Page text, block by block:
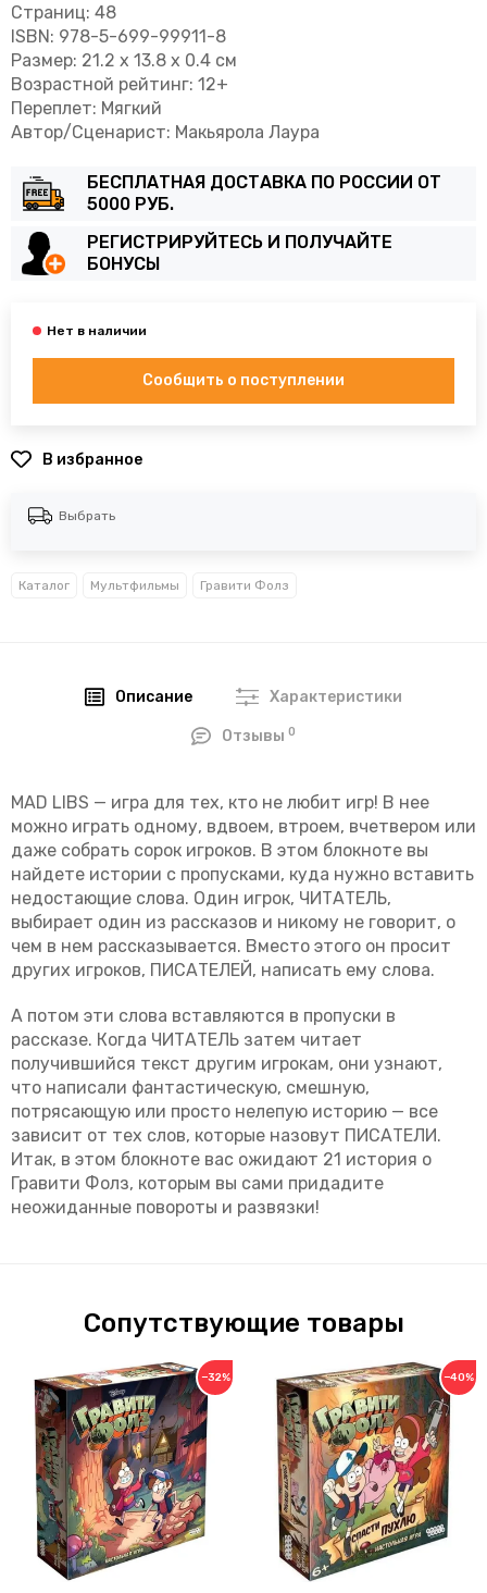
Страниц: 48
ISBN: 978-5-699-99911-8
Размер: 21.2 x 13.8 x 0.4 см
Возрастной рейтинг: 12+
Переплет: Мягкий
Автор/Сценарист: Макьярола Лаура
БЕСПЛАТНАЯ ДОСТАВКА ПО РОССИИ ОТ
5000 РУБ.
РЕГИСТРИРУЙТЕСЬ И ПОЛУЧАЙТЕ
БОНУСЫ
Сообщить о поступлении
В избранное
Выбрать
Каталог Мультфильмы Гравити Фолз
Описание Характеристики
Отзывы0
MAD LIBS — игра для тех, кто не любит игр! В нее
можно играть одному, вдвоем, втроем, вчетвером или
даже собрать сорок игроков. В этом блокноте вы
найдете истории с пропусками, куда нужно вставить
недостающие слова. Один игрок, ЧИТАТЕЛЬ,
выбирает один из рассказов и никому не говорит, о
чем в нем рассказывается. Вместо этого он просит
других игроков, ПИСАТЕЛЕЙ, написать ему слова.
А потом эти слова вставляются в пропуски в
рассказе. Когда ЧИТАТЕЛЬ затем читает
получившийся текст другим игрокам, они узнают,
что написали фантастическую, смешную,
потрясающую или просто нелепую историю — все
зависит от тех слов, которые назовут ПИСАТЕЛИ.
Итак, в этом блокноте вас ожидают 21 история о
Гравити Фолз, которым вы сами придадите
неожиданные повороты и развязки!
Сопутствующие товары
−32% −40%